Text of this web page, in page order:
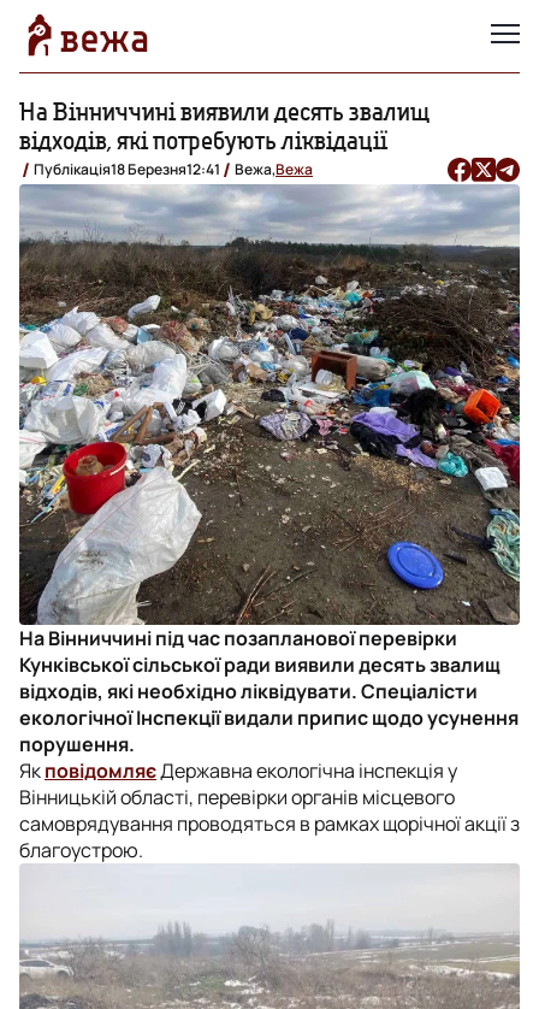
На Вінниччині виявили десять звалищ
відходів, які потребують ліквідації
Публікація18 Березня12:41 Вежа,Вежа
На Вінниччині під час позапланової перевірки
Кунківської сільської ради виявили десять звалищ
відходів, які необхідно ліквідувати. Спеціалісти
екологічної Інспекції видали припис щодо усунення
порушення.
ЯкповідомляєДержавна екологічна інспекція у
Вінницькій області, перевірки органів місцевого
самоврядування проводяться в рамках щорічної акції з
благоустрою.